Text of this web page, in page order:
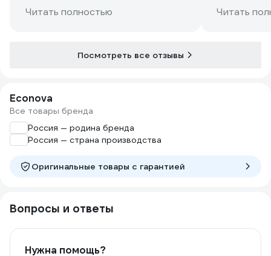
Прочное, не царапается.
Читать полностью Читать
Посмотреть все отзывы
Econova
Все товары бренда
Россия — родина бренда
Россия — страна производства
Оригинальные товары c гарантией
Вопросы и ответы
Нужна помощь?